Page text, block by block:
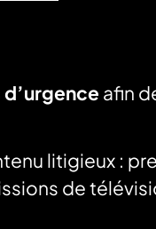
d’urgence afin
litigieux :
de